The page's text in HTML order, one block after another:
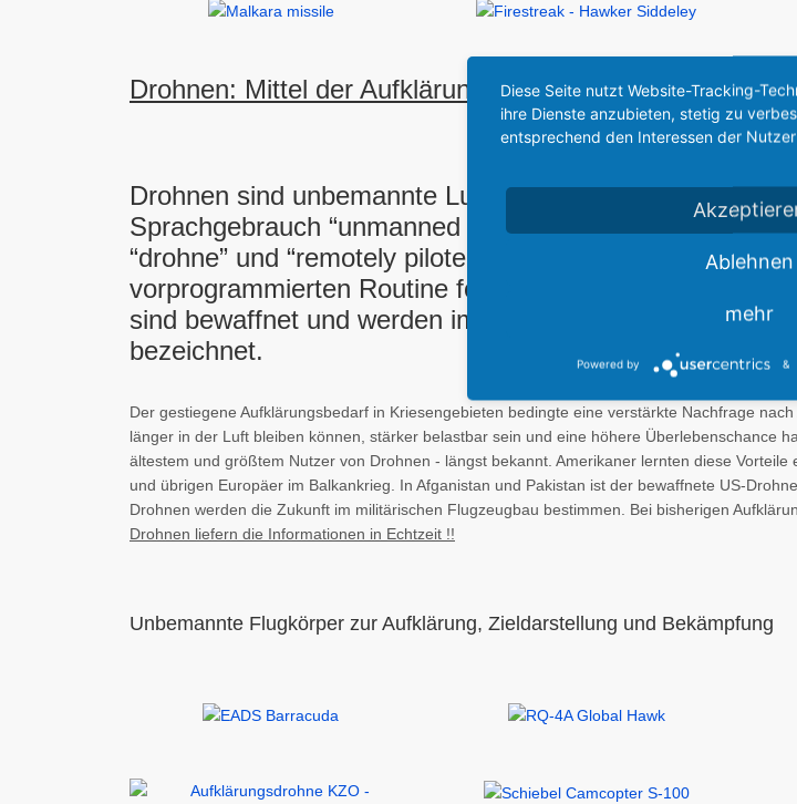
Drohnen: Mittel der Aufklärung und modernen
Drohnen sind unbemannte Luftfahrzeuge, die in der
Sprachgebrauch “unmanned aerial vehicle”, UAV,
“drohne” und “remotely piloted vehicle” (RPV), wobei
vorprogrammierten Routine folgt, während eine RPV-
sind bewaffnet und werden im militärischen
bezeichnet.
Der gestiegene Aufklärungsbedarf in Kriesengebieten bedingte eine verstärkte Nachfrage
länger in der Luft bleiben können, stärker belastbar sein und eine höhere Überlebenschance
ältestem und größtem Nutzer von Drohnen - längst bekannt. Amerikaner lernten diese
und übrigen Europäer im Balkankrieg. In Afganistan und Pakistan ist der bewaffnete US-
Drohnen werden die Zukunft im militärischen Flugzeugbau bestimmen. Bei bisherigen
Drohnen liefern die Informationen in Echtzeit !!
Unbemannte Flugkörper zur Aufklärung, Zieldarstellung und Bekämpfung
Diese Seite nutzt Website-Tracking-
ihre Dienste anzubieten, stetig zu
entsprechend den Interessen der
Ablehnen
mehr
Powered by &